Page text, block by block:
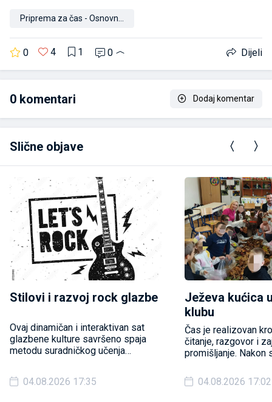
0 4 1 0 Dijeli
0 komentari Dodaj komentar
Slične objave
Stilovi i razvoj rock glazbe
Ovaj dinamičan i interaktivan sat
glazbene kulture savršeno spaja
metodu suradničkog učenja
Share) i iskustveno učenje (gdje
učenici kroz vlastiti doživljaj,
04.08.2026 17:35
Ježeva kućica
klubu
Čas je realizovan
čitanje, razgovor i
promišljanje. Nakon
likova, izdvajali
razlikovali činjenice
04.08.2026 17:02